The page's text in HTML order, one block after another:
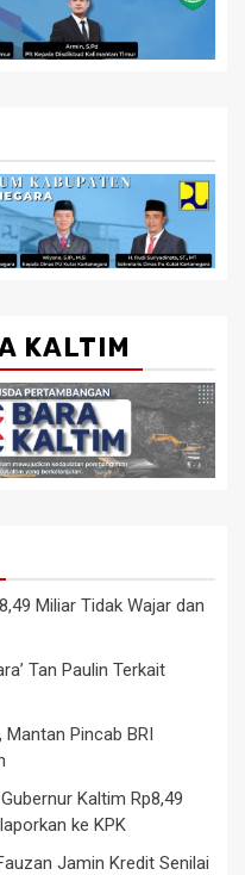
KALTIM
Miliar Tidak Wajar dan
Tan Paulin Terkait
Pincab BRI
Kaltim Rp8,49
ke KPK
Jamin Kredit Senilai